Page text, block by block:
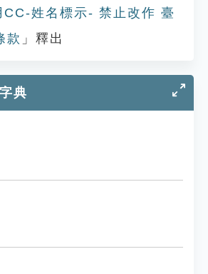
CC-姓名標示- 禁止改作 臺
款 」釋出
典